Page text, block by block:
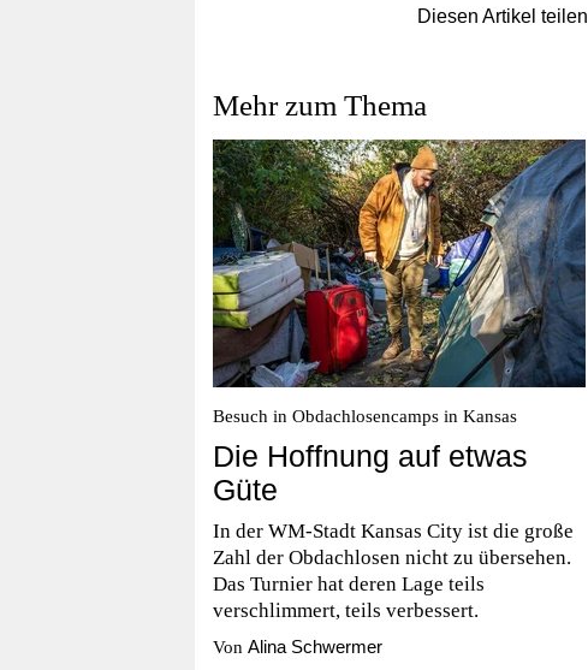
Diesen Artikel teilen
Mehr zum Thema
Besuch in Obdachlosencamps in Kansas
Die Hoffnung auf etwas
Güte
In der WM-Stadt Kansas City ist die große
Zahl der Obdachlosen nicht zu übersehen.
Das Turnier hat deren Lage teils
verschlimmert, teils verbessert.
Von Alina Schwermer